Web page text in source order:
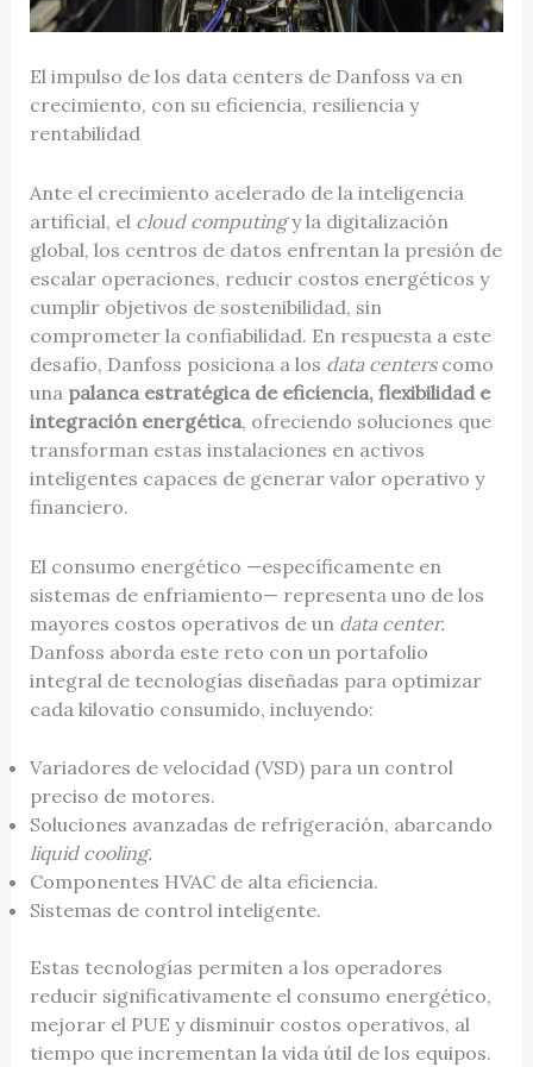
El impulso de los data centers de Danfoss va en
crecimiento, con su eficiencia, resiliencia y
rentabilidad
Ante el crecimiento acelerado de la inteligencia
artificial, el cloud computingy la digitalización
global, los centros de datos enfrentan la presión de
escalar operaciones, reducir costos energéticos y
cumplir objetivos de sostenibilidad, sin
comprometer la confiabilidad. En respuesta a este
desafío, Danfoss posiciona a los data centerscomo
una palanca estratégica de eficiencia, flexibilidad e
integración energética, ofreciendo soluciones que
transforman estas instalaciones en activos
inteligentes capaces de generar valor operativo y
financiero.
El consumo energético —específicamente en
sistemas de enfriamiento— representa uno de los
mayores costos operativos de un data center.
Danfoss aborda este reto con un portafolio
integral de tecnologías diseñadas para optimizar
cada kilovatio consumido, incluyendo:
Variadores de velocidad (VSD) para un control
preciso de motores.
Soluciones avanzadas de refrigeración, abarcando
liquid cooling.
Componentes HVAC de alta eficiencia.
Sistemas de control inteligente.
Estas tecnologías permiten a los operadores
reducir significativamente el consumo energético,
mejorar el PUE y disminuir costos operativos, al
tiempo que incrementan la vida útil de los equipos.